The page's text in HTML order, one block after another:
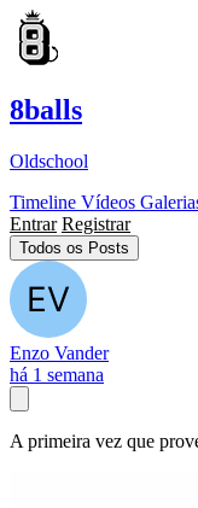
8balls
Oldschool
Timeline Vídeos
Entrar Registrar
Todos os Posts
Enzo Vander
há 1 semana
A primeira vez que